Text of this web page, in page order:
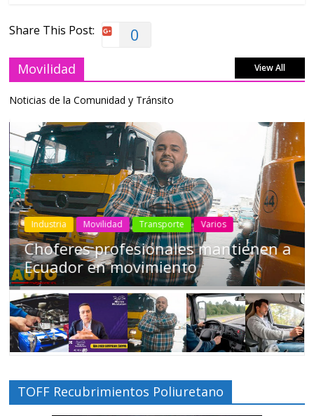
Share This Post: 0
Movilidad View All
Noticias de la Comunidad y Tránsito
Industria Movilidad Transporte Varios
Choferes profesionales mantienen a
Ecuador en movimiento
TOFF Recubrimientos Poliuretano